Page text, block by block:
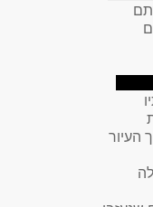
העיור